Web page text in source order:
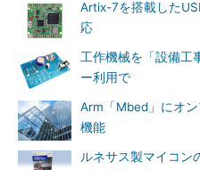
Artix-7を搭載した
応
工作機械を「設備工
ー利用で
Arm「Mbed」にオ
機能
ルネサス製マイコン